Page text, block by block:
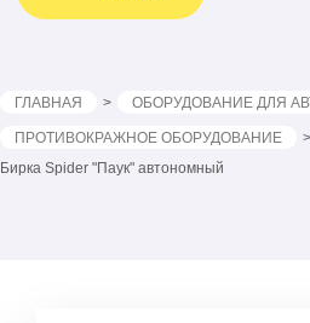
ГЛАВНАЯ ОБОРУДОВАНИЕ ДЛЯ
ПРОТИВОКРАЖНОЕ ОБОРУДОВАНИЕ
Бирка Spider "Паук" автономный